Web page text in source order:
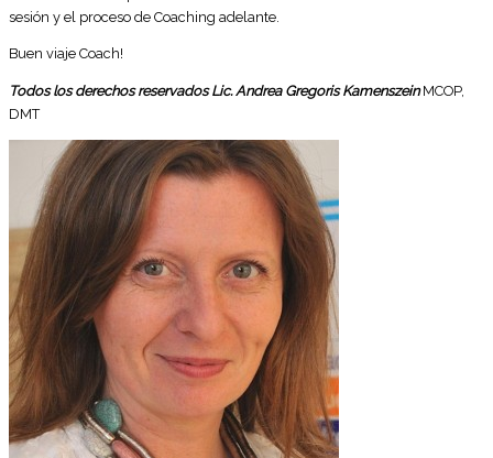
sesión y el proceso de Coaching adelante.
Buen viaje Coach!
Todos los derechos reservados Lic. Andrea Gregoris KamenszeinMCOP,
DMT